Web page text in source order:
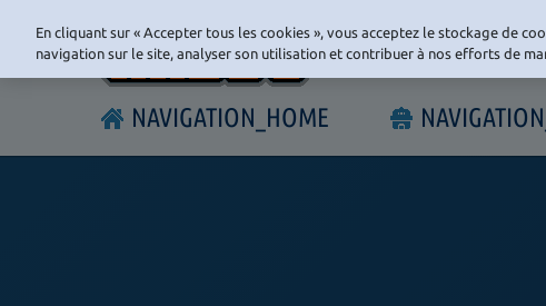
NAVIGATION_HOME
En cliquant sur « Accepter tous les cookies », vous acceptez le stockage de
navigation sur le site, analyser son utilisation et contribuer à nos efforts de